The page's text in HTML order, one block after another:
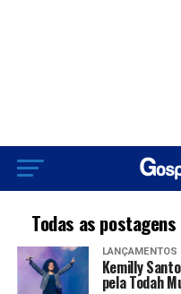
Todas as
LANÇAMENTOS
Kemilly
pela Todah